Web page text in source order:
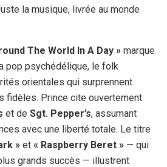
la musique, livrée au monde
The World In A Day » marque
pop psychédélique, le folk
orientales qui surprennent
fidèles. Prince cite ouvertement
et de Sgt. Pepper’s, assumant
avec une liberté totale. Le titre
» et « Raspberry Beret » — qui
grands succès — illustrent